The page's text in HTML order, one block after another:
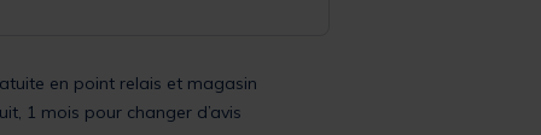
en point relais et magasin
1 mois pour changer d’avis